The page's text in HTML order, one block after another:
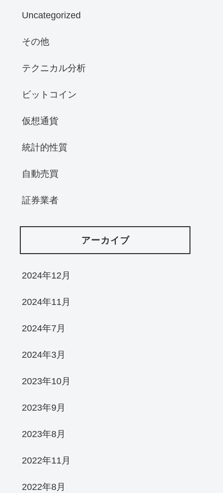
Uncategorized
その他
テクニカル分析
ビットコイン
仮想通貨
統計的性質
自動売買
証券業者
アーカイブ
2024年12月
2024年11月
2024年7月
2024年3月
2023年10月
2023年9月
2023年8月
2022年11月
2022年8月